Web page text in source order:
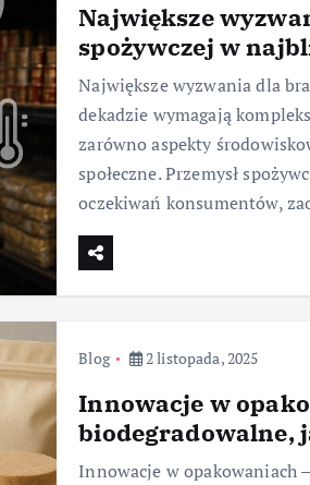
Największe
spożywczej w
Największe wyzwania dla
dekadzie wymagają
zarówno aspekty
społeczne. Przemysł
oczekiwań konsumentów,
Blog 2 listopada, 2025
Innowacje w
biodegradowalne,
Innowacje w opakowaniach